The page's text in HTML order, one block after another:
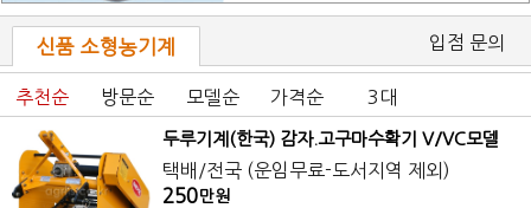
신품 소형농기계 입점 문의
추천순 방문순 모델순 가격순 3대
두루기계(한국) 감자.고구마수확기 V/VC모델
택배/전국 (운임무료-도서지역 제외)
250만원